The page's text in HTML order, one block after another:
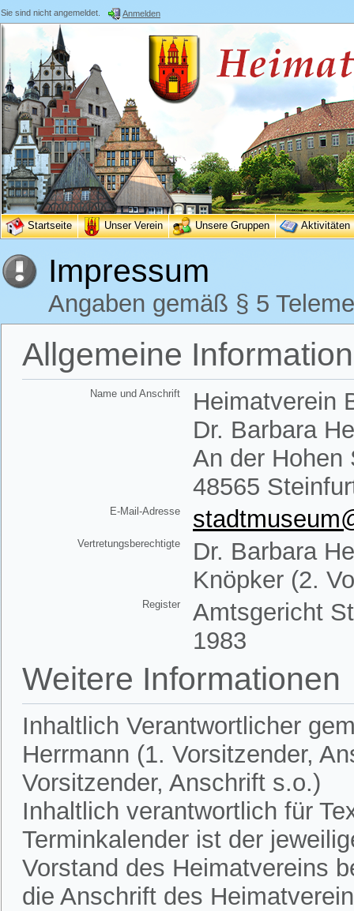
Sie sind nicht angemeldet. Anmelden
Startseite Unser Verein Unsere Gruppen Aktivitäten
Impressum
Angaben gemäß § 5
Allgemeine
Name und Anschrift
Heimatverein
Dr. Barbara
An der Hohen
48565
E-Mail-Adresse
Vertretungsberechtigte
Dr. Barbara
Knöpker (2.
Register
Amtsgericht
1983
Weitere Informationen
Inhaltlich Verantwortlicher
Herrmann (1. Vorsitzender,
Vorsitzender, Anschrift s.o.)
Inhaltlich verantwortlich für
Terminkalender ist der
Vorstand des Heimatvereins
die Anschrift des